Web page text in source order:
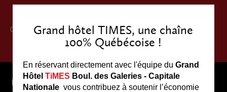
Menu
▼
Grand hôtel TIMES, une chaîne
100% Québécoise !
En réservant directement avec l'équipe du Grand
Hôtel TiMES Boul. des Galeries - Capitale
Nationale vous contribuez à soutenir l’économie